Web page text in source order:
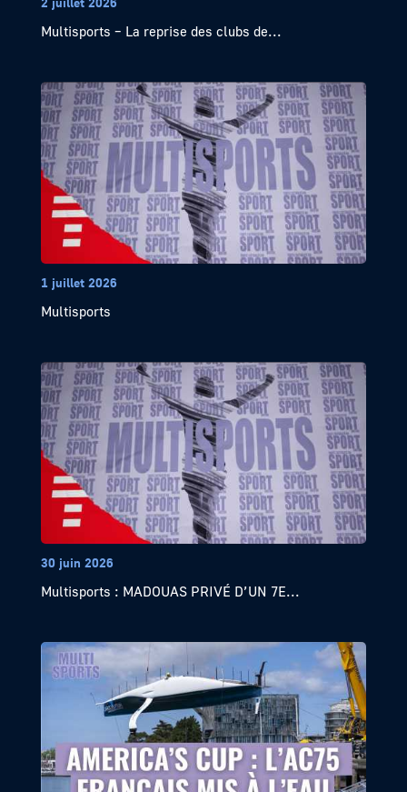
Multisports – La reprise des clubs de...
1 juillet 2026
Multisports
30 juin 2026
Multisports : MADOUAS PRIVÉ D’UN 7E...